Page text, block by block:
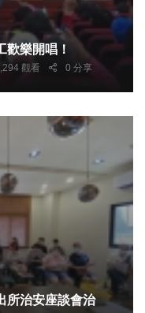
上千志工歡樂開唱！
觀看 0 分享